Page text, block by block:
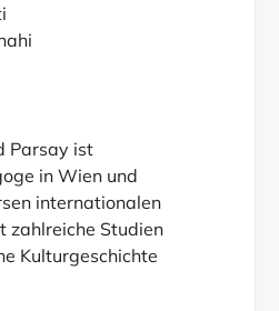
Parsay ist
in Wien und
internationalen
zahlreiche Studien
Kulturgeschichte